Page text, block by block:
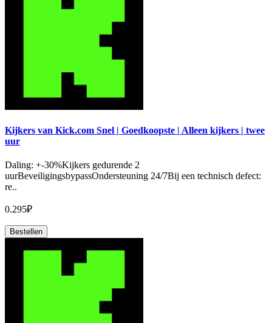
Kijkers van Kick.com Snel | Goedkoopste | Alleen kijkers | twee
uur
Daling: +-30%Kijkers gedurende 2
uurBeveiligingsbypassOndersteuning 24/7Bij een technisch defect:
re..
0.295₽
Bestellen